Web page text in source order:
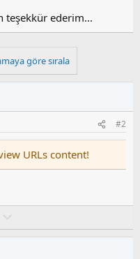
teşekkür ederim...
göre sırala
#2
URLs content!
l